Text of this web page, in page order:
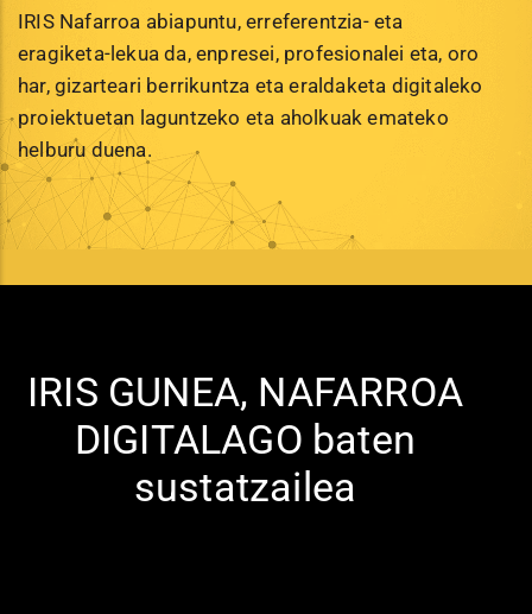
IRIS Nafarroa abiapuntu, erreferentzia- eta
eragiketa-lekua da, enpresei, profesionalei eta, oro
har, gizarteari berrikuntza eta eraldaketa digitaleko
proiektuetan laguntzeko eta aholkuak emateko
helburu duena.
IRIS GUNEA, NAFARROA
DIGITALAGO baten
sustatzailea